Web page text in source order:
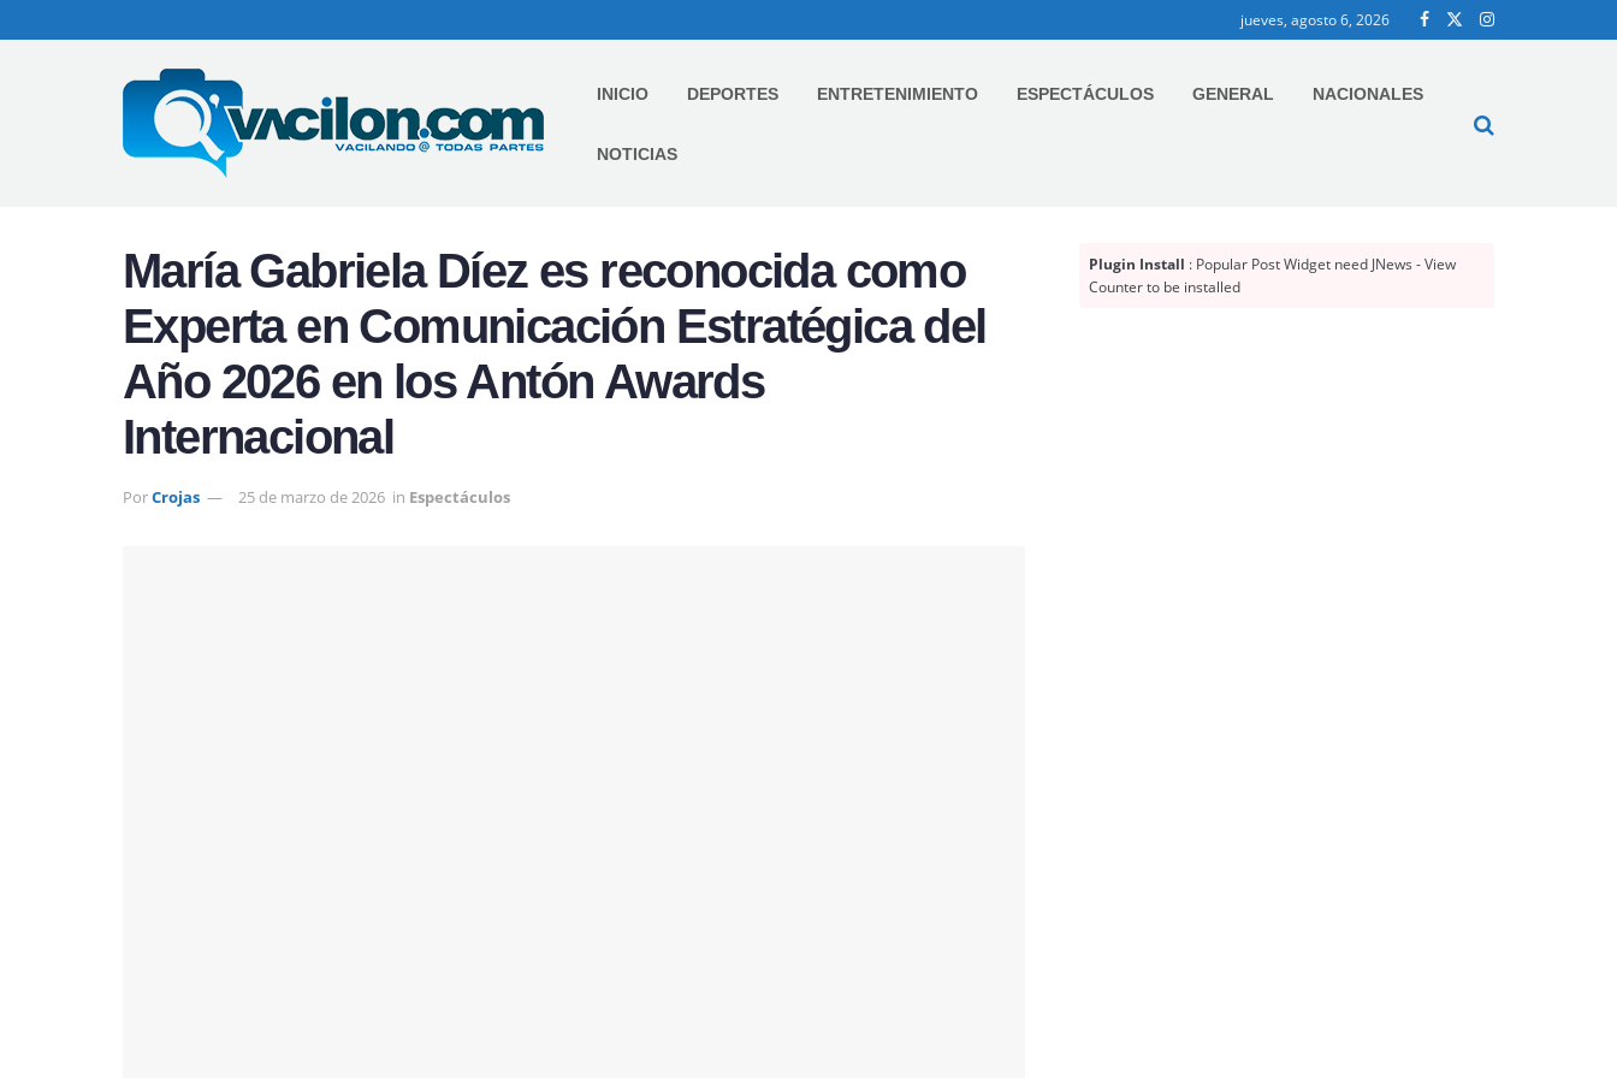
jueves, agosto 6, 2026
INICIO DEPORTES ENTRETENIMIENTO ESPECTÁCULOS GENERAL NACIONALES
NOTICIAS
María Gabriela Díez es reconocida como
Experta en Comunicación Estratégica del
Año 2026 en los Antón Awards
Internacional
PorCrojas 25 de marzo de 2026 in Espectáculos
Plugin Install : Popular Post Widget need JNews - View
Counter to be installed